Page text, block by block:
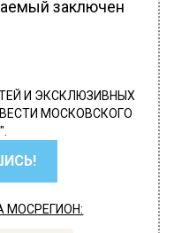
заключен
И ЭКСКЛЮЗИВНЫХ
МОСКОВСКОГО
МОСРЕГИОН: